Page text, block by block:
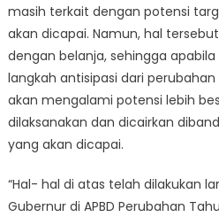
masih terkait dengan potensi
akan dicapai. Namun, hal
dengan belanja, sehingga
langkah antisipasi dari perubahan
akan mengalami potensi lebih
dilaksanakan dan dicairkan
yang akan dicapai.
“Hal- hal di atas telah dilakukan
Gubernur di APBD Perubahan